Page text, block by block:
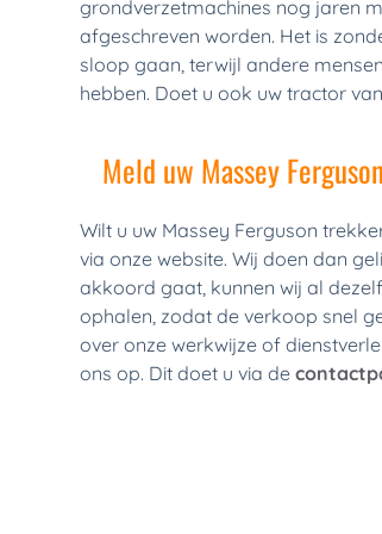
grondverzetmachines nog jaren
afgeschreven worden. Het is
sloop gaan, terwijl andere
hebben. Doet u ook uw tractor
Meld uw Massey
Wilt u uw Massey Ferguson
via onze website. Wij doen dan
akkoord gaat, kunnen wij al
ophalen, zodat de verkoop snel
over onze werkwijze of
ons op. Dit doet u via de